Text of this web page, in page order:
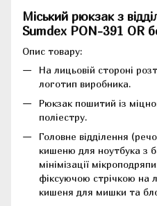
Міський рюкзак з
Sumdex PON-391 OR
Опис товару:
На лицьовій стороні
логотип виробника.
Рюкзак пошитий із
поліестру.
Головне відділення
кишеню для ноутбука з
мінімізації
фіксуючою стрічкою на
кишеня для мишки та